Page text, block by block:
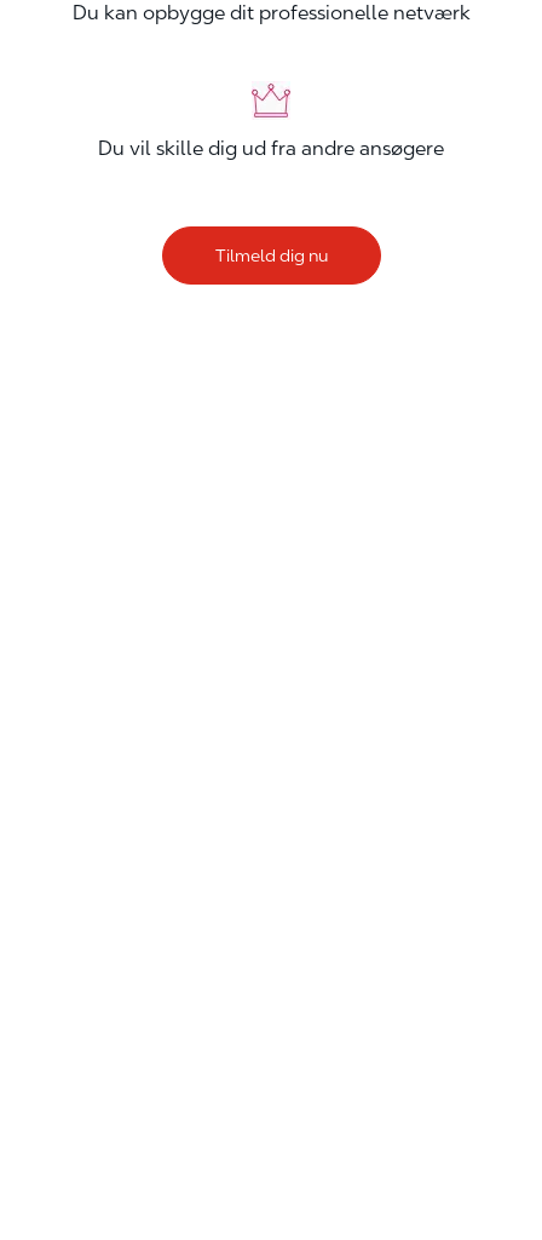
Du kan opbygge dit professionelle netværk
Du vil skille dig ud fra andre ansøgere
Tilmeld dig nu